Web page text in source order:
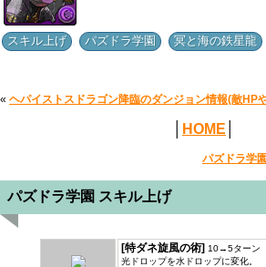
スキル上げ パズドラ学園 冥と海の鉄星龍
« ヘパイストスドラゴン降臨のダンジョン情報(敵HP
HOME
パズドラ学
パズドラ学園 スキル上げ
[特ダネ旋風の術] 10→5ターン
光ドロップを水ドロップに変化。